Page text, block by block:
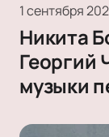
Экскурсия
Сертификат
Концерт
Классика
Оркестр
Детям
Детский
Театр
1 сентября
Никита
Георгий
музыки